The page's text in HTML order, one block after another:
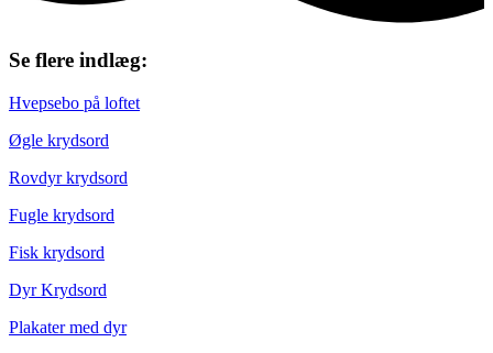
Se flere indlæg:
Hvepsebo på loftet
Øgle krydsord
Rovdyr krydsord
Fugle krydsord
Fisk krydsord
Dyr Krydsord
Plakater med dyr